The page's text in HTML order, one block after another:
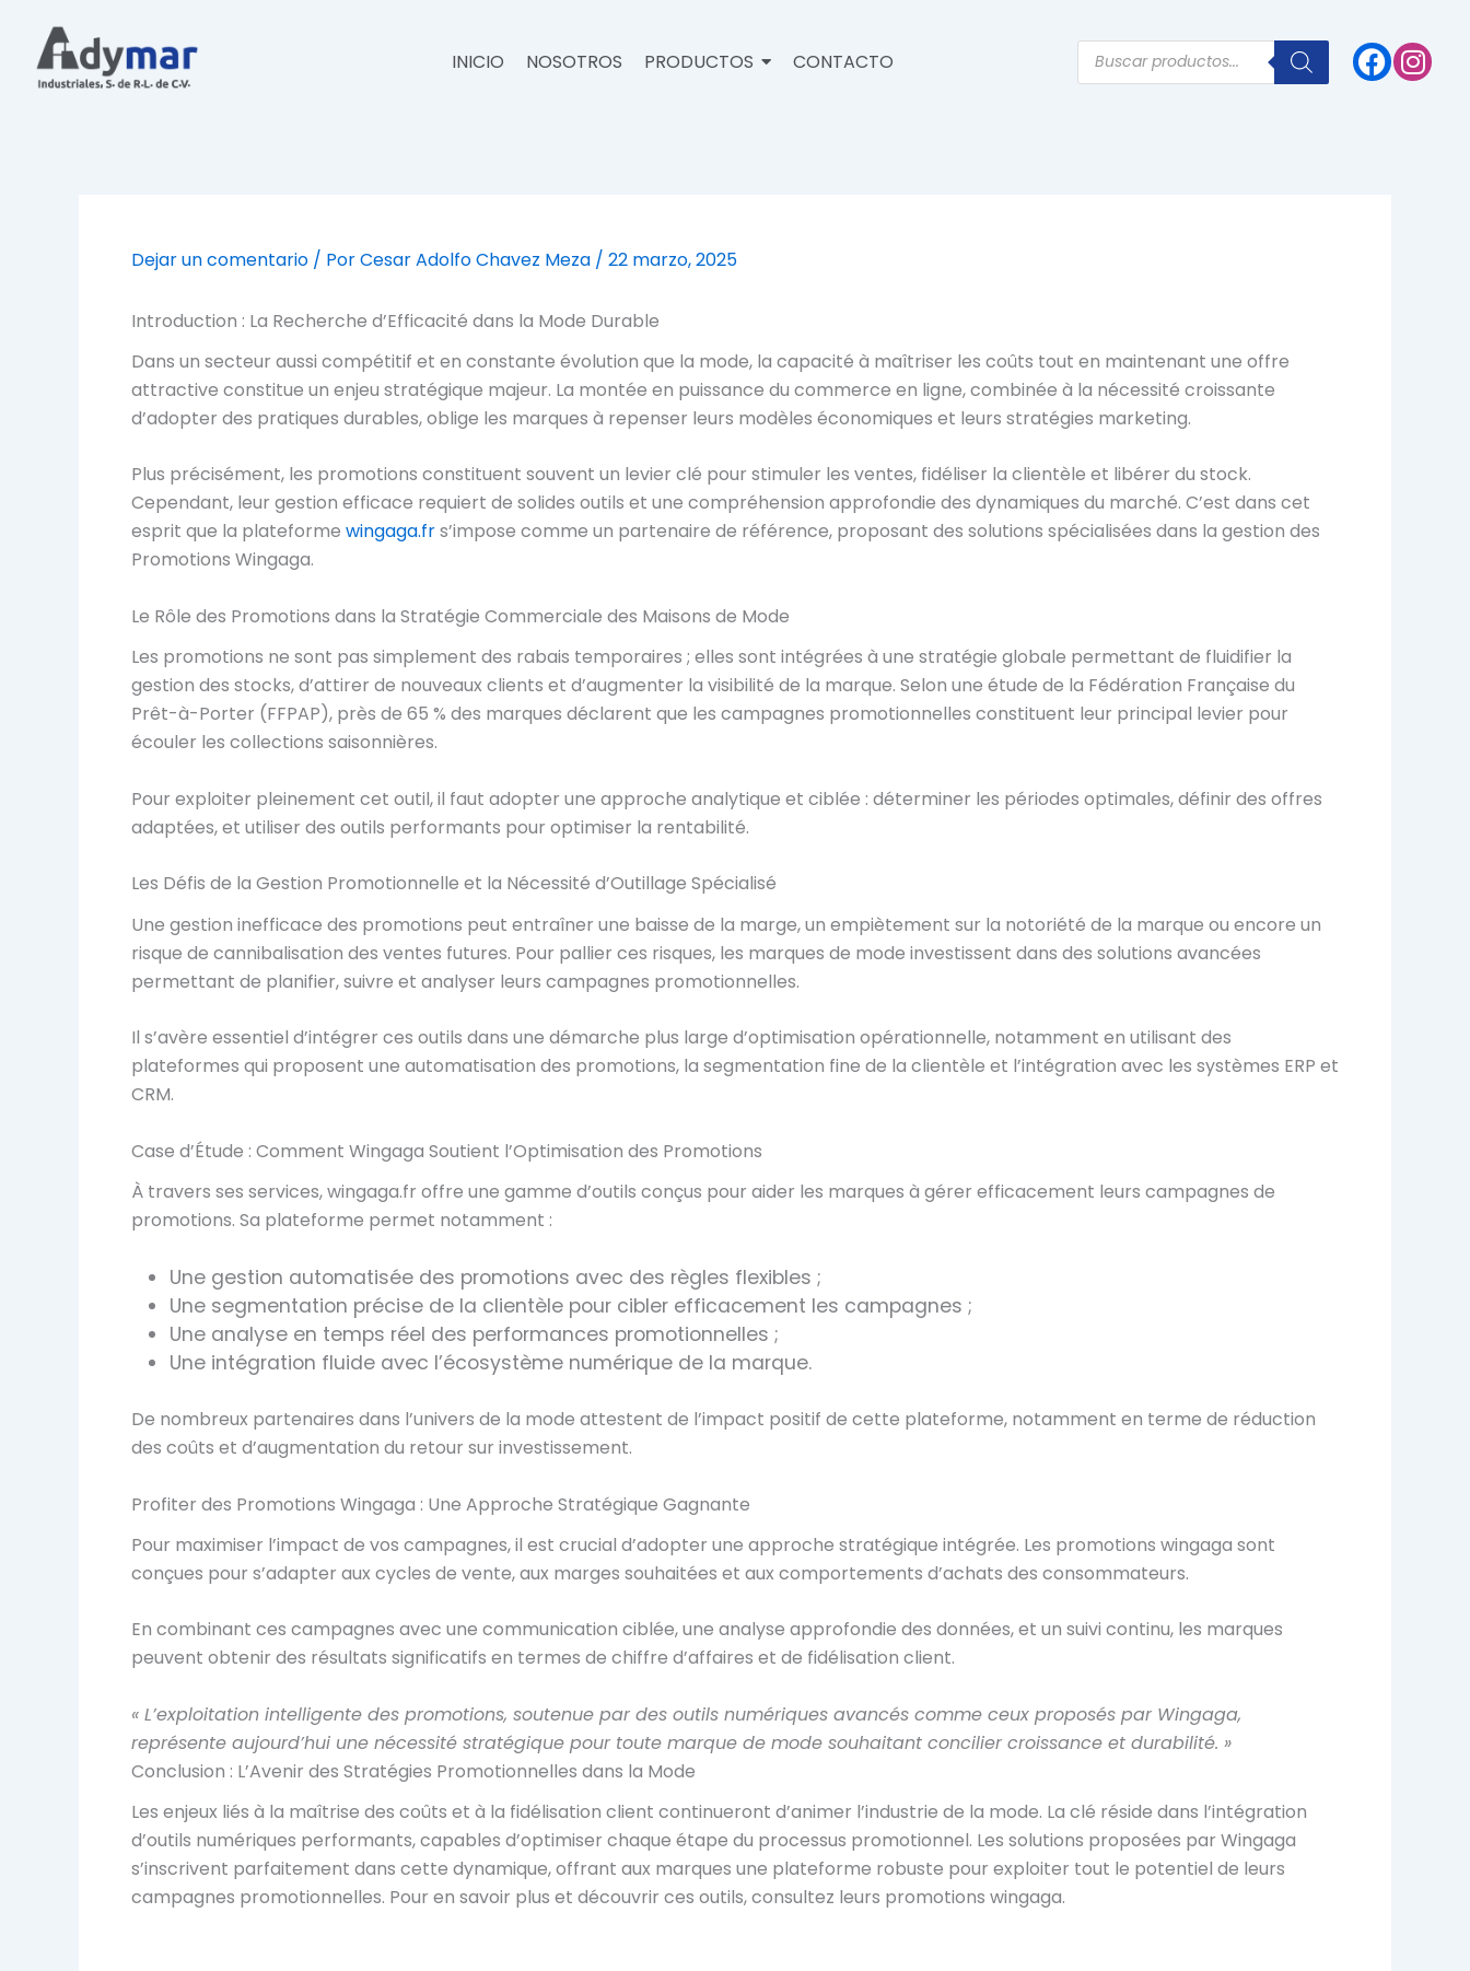
contenido
INICIO NOSOTROS PRODUCTOS CONTACTO
Products
search
Dejar un comentario / PorCesar Adolfo Chavez Meza / 22 marzo, 2025
Introduction : La Recherche d’Efficacité dans la Mode Durable
Dans un secteur aussi compétitif et en constante évolution que la mode, la capacité à maîtriser les coûts tout en maintenant une offre
attractive constitue un enjeu stratégique majeur. La montée en puissance du commerce en ligne, combinée à la nécessité croissante
d’adopter des pratiques durables, oblige les marques à repenser leurs modèles économiques et leurs stratégies marketing.
Plus précisément, les promotions constituent souvent un levier clé pour stimuler les ventes, fidéliser la clientèle et libérer du stock.
Cependant, leur gestion efficace requiert de solides outils et une compréhension approfondie des dynamiques du marché. C’est dans cet
esprit que la plateforme wingaga.frs’impose comme un partenaire de référence, proposant des solutions spécialisées dans la gestion des
Promotions Wingaga.
Le Rôle des Promotions dans la Stratégie Commerciale des Maisons de Mode
Les promotions ne sont pas simplement des rabais temporaires ; elles sont intégrées à une stratégie globale permettant de fluidifier la
gestion des stocks, d’attirer de nouveaux clients et d’augmenter la visibilité de la marque. Selon une étude de la Fédération Française du
Prêt-à-Porter (FFPAP), près de 65 % des marques déclarent que les campagnes promotionnelles constituent leur principal levier pour
écouler les collections saisonnières.
Pour exploiter pleinement cet outil, il faut adopter une approche analytique et ciblée : déterminer les périodes optimales, définir des offres
adaptées, et utiliser des outils performants pour optimiser la rentabilité.
Les Défis de la Gestion Promotionnelle et la Nécessité d’Outillage Spécialisé
Une gestion inefficace des promotions peut entraîner une baisse de la marge, un empiètement sur la notoriété de la marque ou encore un
risque de cannibalisation des ventes futures. Pour pallier ces risques, les marques de mode investissent dans des solutions avancées
permettant de planifier, suivre et analyser leurs campagnes promotionnelles.
Il s’avère essentiel d’intégrer ces outils dans une démarche plus large d’optimisation opérationnelle, notamment en utilisant des
plateformes qui proposent une automatisation des promotions, la segmentation fine de la clientèle et l’intégration avec les systèmes ERP et
CRM.
Case d’Étude : Comment Wingaga Soutient l’Optimisation des Promotions
À travers ses services, wingaga.fr offre une gamme d’outils conçus pour aider les marques à gérer efficacement leurs campagnes de
promotions. Sa plateforme permet notamment :
Une gestion automatisée des promotions avec des règles flexibles ;
Une segmentation précise de la clientèle pour cibler efficacement les campagnes ;
Une analyse en temps réel des performances promotionnelles ;
Une intégration fluide avec l’écosystème numérique de la marque.
De nombreux partenaires dans l’univers de la mode attestent de l’impact positif de cette plateforme, notamment en terme de réduction
des coûts et d’augmentation du retour sur investissement.
Profiter des Promotions Wingaga : Une Approche Stratégique Gagnante
Pour maximiser l’impact de vos campagnes, il est crucial d’adopter une approche stratégique intégrée. Les promotions wingaga sont
conçues pour s’adapter aux cycles de vente, aux marges souhaitées et aux comportements d’achats des consommateurs.
En combinant ces campagnes avec une communication ciblée, une analyse approfondie des données, et un suivi continu, les marques
peuvent obtenir des résultats significatifs en termes de chiffre d’affaires et de fidélisation client.
« L’exploitation intelligente des promotions, soutenue par des outils numériques avancés comme ceux proposés par Wingaga,
représente aujourd’hui une nécessité stratégique pour toute marque de mode souhaitant concilier croissance et durabilité. »
Conclusion : L’Avenir des Stratégies Promotionnelles dans la Mode
Les enjeux liés à la maîtrise des coûts et à la fidélisation client continueront d’animer l’industrie de la mode. La clé réside dans l’intégration
d’outils numériques performants, capables d’optimiser chaque étape du processus promotionnel. Les solutions proposées par Wingaga
s’inscrivent parfaitement dans cette dynamique, offrant aux marques une plateforme robuste pour exploiter tout le potentiel de leurs
campagnes promotionnelles. Pour en savoir plus et découvrir ces outils, consultez leurs promotions wingaga.